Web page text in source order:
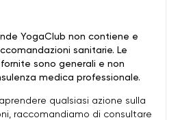
YogaClub non contiene e
sanitarie. Le
sono generali e non
medica professionale.
qualsiasi azione sulla
raccomandiamo di consultare